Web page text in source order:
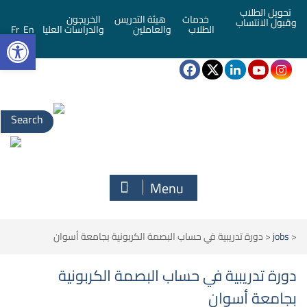
تحويل الطلاب
وقبول الانتساب خدمات
الطلاب
هيئة التدريس
والعاملين
الخريجون
والدراسات العليا En
Fr
Search
for:
Menu
<
jobs
<دورة تدريبية في حساب البصمة الكربونية بجامعة أسوان
دورة تدريبية في حساب البصمة الكربونية
بجامعة أسوان